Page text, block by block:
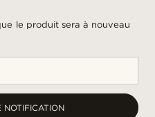
le produit sera à nouveau
NOTIFICATION